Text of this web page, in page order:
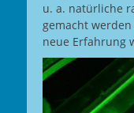
u. a. natürliche
gemacht
neue Erfahrung